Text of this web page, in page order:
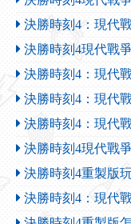
決勝時刻4：現代
決勝時刻4現代戰
決勝時刻4：現代
決勝時刻4：現代
決勝時刻4：現代
決勝時刻4現代戰
決勝時刻4重製版
決勝時刻4：現代